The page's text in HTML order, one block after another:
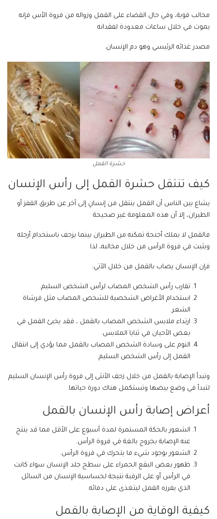
مخالب قوية، وفي حال القضاء على القمل وزواله من فروة الأس فإنه
يموت في خلال ساعات معدودة لفقدانه
مصدر غذائه الرئيسي وهو دم الإنسان.
حشرة القمل
كيف تنتقل حشرة القمل إلى رأس الإنسان
يشاع بين الناس أن القمل ينتقل من إنسانِ إلى آخر عن طريق القفز أو
الطيران، إلا أن هذه المعلومة غير صحيحة
فالقمل لا يملك أجنحة تمكنه من الطيران بينما يزحف باستخدام أرجله
ويثبت في فروة الرأس من خلال مخالبه، لذا
فإن الإنسان يصاب بالقمل من خلال الآتي:
تقارب رأس الشخص المصاب لرأس الشخص السليم.
استخدام الأغراض الشخصية للشخص المصاب مثل فرشاة
الشعر.
ارتداء ملابس الشخص المصاب بالقمل ، فقد يخبئ القمل في
بعض الأحيان في ثنايا الملابس.
النوم على وسادة الشخص المصاب بالقمل مما يؤدي إلى انتقال
القمل إلى رأس الشخص السليم.
وتبدأ الإصابة بالقمل من خلال زحف الأنثى إلى فروة رأس الإنسان السليم
لتبدأ في وضع بيضها وتستكمل هناك دورة حياتها.
أعراض إصابة رأس الإنسان بالقمل
الشعور بالحكة المستمرة لمدة أسبوع على الأقل مما قد ينتج
عنه الإصابة بجروح بالغة في فروة الرأس.
الشعور بوجود شيء ما يتحرك في فروة الرأس.
ظهور بعض البقع الحمراء على سطح جلد الإنسان سواء كانت
في الرأس أو على الرقبة نتيجة لحساسية الإنسان من السائل
الذي يفرزه القمل ليتغذى على دمائه.
كيفية الوقاية من الإصابة بالقمل